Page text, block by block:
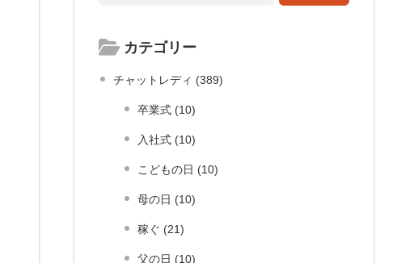
カテゴリー
チャットレディ (389)
卒業式 (10)
入社式 (10)
こどもの日 (10)
母の日 (10)
稼ぐ (21)
父の日 (10)